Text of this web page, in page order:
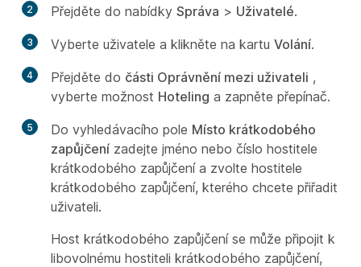
2 Přejděte do nabídky Správa > Uživatelé.
3 Vyberte uživatele a klikněte na kartu Volání.
4 Přejděte do části Oprávnění mezi uživateli ,
vyberte možnost Hoteling a zapněte přepínač.
5 Do vyhledávacího pole Místo krátkodobého
zapůjčení zadejte jméno nebo číslo hostitele
krátkodobého zapůjčení a zvolte hostitele
krátkodobého zapůjčení, kterého chcete přiřadit
uživateli.
Host krátkodobého zapůjčení se může připojit k
libovolnému hostiteli krátkodobého zapůjčení,